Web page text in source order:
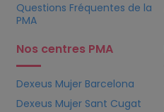
Questions Fréquentes de la
PMA
Nos centres PMA
Dexeus Mujer Barcelona
Dexeus Mujer Sant Cugat